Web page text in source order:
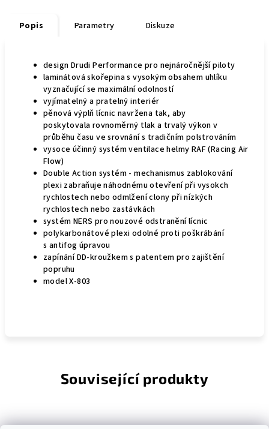
Popis Parametry Diskuze
design Drudi Performance pro nejnáročnější piloty
laminátová skořepina s vysokým obsahem uhlíku
vyznačující se maximální odolností
vyjímatelný a pratelný interiér
pěnová výplň lícnic navržena tak, aby
poskytovala rovnoměrný tlak a trvalý výkon v
průběhu času ve srovnání s tradičním polstrováním
vysoce účinný systém ventilace helmy RAF (Racing Air
Flow)
Double Action systém - mechanismus zablokování
plexi zabraňuje náhodnému otevření při vysokch
rychlostech nebo odmlžení clony při nízkých
rychlostech nebo zastávkách
systém NERS pro nouzové odstranění lícnic
polykarbonátové plexi odolné proti poškrábání
s antifog úpravou
zapínání DD-kroužkem s patentem pro zajištění
popruhu
model X-803
Související produkty